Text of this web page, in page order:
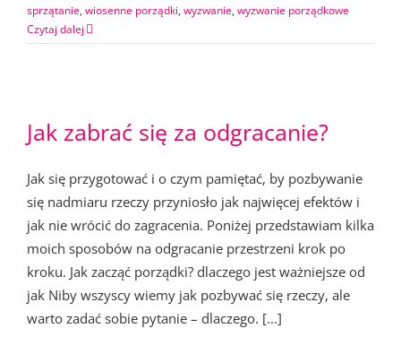
sprzątanie, wiosenne porządki, wyzwanie, wyzwanie porządkowe
Czytaj dalej
Jak zabrać się za odgracanie?
Jak się przygotować i o czym pamiętać, by pozbywanie
się nadmiaru rzeczy przyniosło jak najwięcej efektów i
jak nie wrócić do zagracenia. Poniżej przedstawiam kilka
moich sposobów na odgracanie przestrzeni krok po
kroku. Jak zacząć porządki? dlaczego jest ważniejsze od
jak Niby wszyscy wiemy jak pozbywać się rzeczy, ale
warto zadać sobie pytanie – dlaczego. [...]